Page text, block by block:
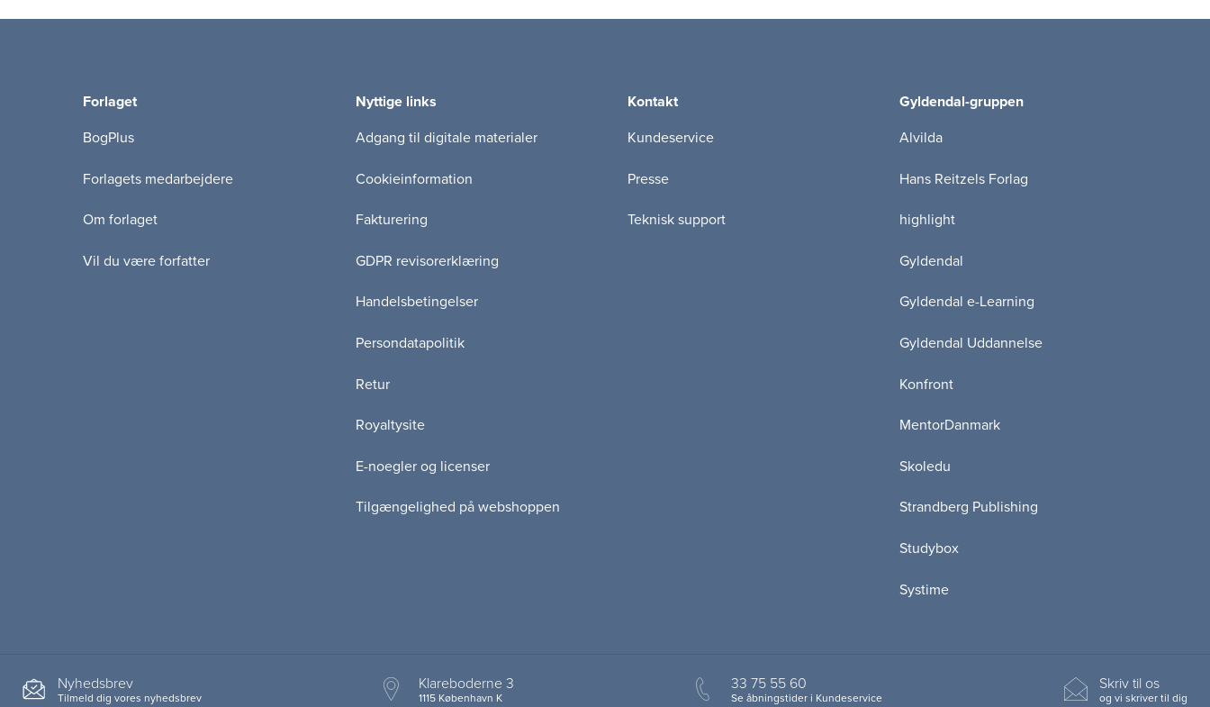
Forlaget
BogPlus
Forlagets medarbejdere
Om forlaget
Vil du være forfatter
Nyttige links
Adgang til digitale materialer
Cookieinformation
Fakturering
GDPR revisorerklæring
Handelsbetingelser
Persondatapolitik
Retur
Royaltysite
E-noegler og licenser
Tilgængelighed på webshoppen
Kontakt
Kundeservice
Presse
Teknisk support
Gyldendal-gruppen
Alvilda
Hans Reitzels Forlag
highlight
Gyldendal
Gyldendal e-Learning
Gyldendal Uddannelse
Konfront
MentorDanmark
Skoledu
Strandberg Publishing
Studybox
Systime
Nyhedsbrev
Tilmeld dig vores nyhedsbrev
Klareboderne 3
1115 København K
33 75 55 60
Se åbningstider i Kundeservice
Skriv til os
og vi skriver til dig